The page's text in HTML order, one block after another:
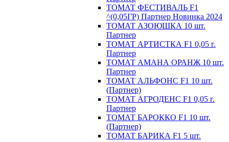
ТОМАТ ФЕСТИВАЛЬ F1
^(0,05ГР) Партнер Новинка 2024
ТОМАТ АЗОЮШКА 10 шт.
Партнер
ТОМАТ АРТИСТКА F1 0,05 г.
Партнер
ТОМАТ АМАНА ОРАНЖ 10 шт.
Партнер
ТОМАТ АЛЬФОНС F1 10 шт.
(Партнер)
ТОМАТ АГРОДЕНС F1 0,05 г.
Партнер
ТОМАТ БАРОККО F1 10 шт.
(Партнер)
ТОМАТ БАРИКА F1 5 шт.